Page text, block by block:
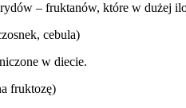
– fruktanów, które w dużej
cebula)
w diecie.
fruktozę)